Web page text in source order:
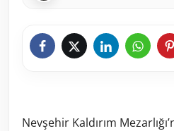
Nevşehir Kaldırım